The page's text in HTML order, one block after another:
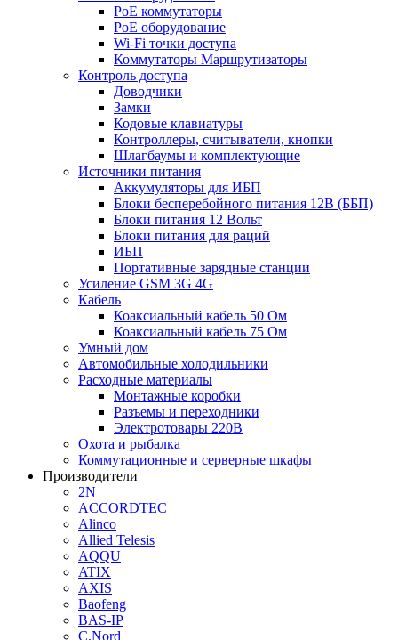
PoE коммутаторы
PoE оборудование
Wi-Fi точки доступа
Коммутаторы Маршрутизаторы
Контроль доступа
Доводчики
Замки
Кодовые клавиатуры
Контроллеры, считыватели, кнопки
Шлагбаумы и комплектующие
Источники питания
Аккумуляторы для ИБП
Блоки бесперебойного питания 12В (ББП)
Блоки питания 12 Вольт
Блоки питания для раций
ИБП
Портативные зарядные станции
Усиление GSM 3G 4G
Кабель
Коаксиальный кабель 50 Ом
Коаксиальный кабель 75 Ом
Умный дом
Автомобильные холодильники
Расходные материалы
Монтажные коробки
Разъемы и переходники
Электротовары 220В
Охота и рыбалка
Коммутационные и серверные шкафы
Производители
2N
ACCORDTEC
Alinco
Allied Telesis
AQQU
ATIX
AXIS
Baofeng
BAS-IP
C.Nord